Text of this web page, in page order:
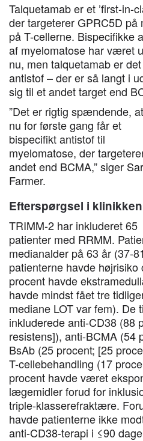
Talquetamab er et ’first-in-
der targeterer GPRC5D på
på T-cellerne. Bispecifikke
af myelomatose har været
nu, men talquetamab er
antistof – der er så langt i
sig til et andet target end
”Det er rigtig spændende,
nu for første gang får et
bispecifikt antistof til
myelomatose, der
andet end BCMA,” siger
Farmer.
Efterspørgsel i klinikken
TRIMM-2 har inkluderet 65
patienter med RRMM.
medianalder på 63 år (37-
patienterne havde
procent havde
havde mindst fået tre
mediane LOT var fem). De
inkluderede anti-CD38 (88
resistens]), anti-BCMA (54
BsAb (25 procent; [25
T-cellebehandling (17
procent havde været
lægemidler forud for
triple-klasserefraktære.
havde patienterne ikke
anti-CD38-terapi i ≤90